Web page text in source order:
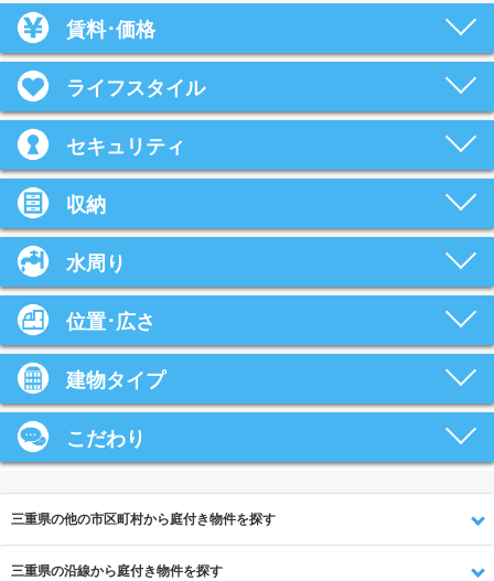
賃料･価格
ライフスタイル
セキュリティ
収納
水周り
位置･広さ
建物タイプ
こだわり
三重県の他の市区町村から庭付き物件を探す
三重県の沿線から庭付き物件を探す